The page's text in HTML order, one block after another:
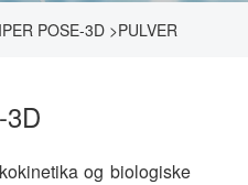
POSE-3D >PULVER
og biologiske